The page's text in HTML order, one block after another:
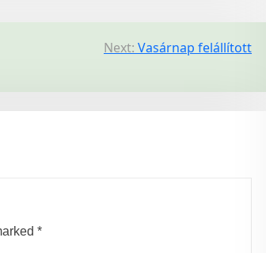
Next: Vasárnap felállított
*